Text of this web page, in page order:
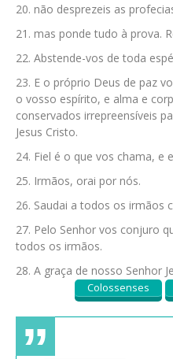
não desprezeis as
mas ponde tudo à prova.
Abstende-vos de toda
E o próprio Deus de paz
o vosso espírito, e alma e
conservados irrepreensíveis
Jesus Cristo.
Fiel é o que vos chama, e
Irmãos, orai por nós.
Saudai a todos os irmãos
Pelo Senhor vos conjuro
todos os irmãos.
A graça de nosso Senhor
Colossenses